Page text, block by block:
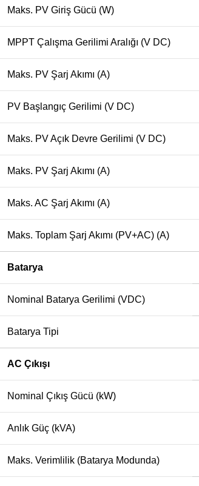
Maks. PV Giriş Gücü (W)
MPPT Çalışma Gerilimi Aralığı (V DC)
Maks. PV Şarj Akımı (A)
PV Başlangıç Gerilimi (V DC)
Maks. PV Açık Devre Gerilimi (V DC)
Maks. PV Şarj Akımı (A)
Maks. AC Şarj Akımı (A)
Maks. Toplam Şarj Akımı (PV+AC) (A)
Batarya
Nominal Batarya Gerilimi (VDC)
Batarya Tipi
AC Çıkışı
Nominal Çıkış Gücü (kW)
Anlık Güç (kVA)
Maks. Verimlilik (Batarya Modunda)